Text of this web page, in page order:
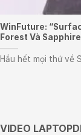
WinFuture:
Forest Và
Hầu hết mọi thứ về
VIDEO